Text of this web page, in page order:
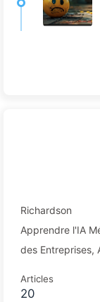
Richardson
Apprendre l'IA
des Entreprises,
Articles
20